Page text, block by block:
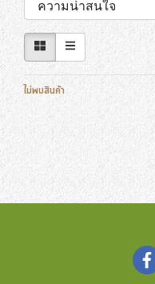
ไม่พบสินค้า